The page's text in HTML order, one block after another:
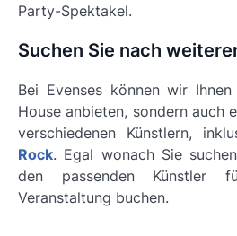
Party-Spektakel.
Suchen Sie nach
Bei Evenses können wir
House anbieten, sondern auch
verschiedenen Künstlern,
Rock. Egal wonach Sie
den passenden Künstler
Veranstaltung buchen.